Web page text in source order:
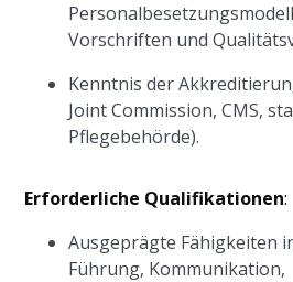
Vorschriften und
Kenntnis der
Joint Commission, CMS,
Pflegebehörde).
Erforderliche Qualifikationen:
Ausgeprägte Fähigkeiten
Führung, Kommunikation,